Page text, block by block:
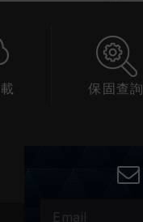
保固查詢